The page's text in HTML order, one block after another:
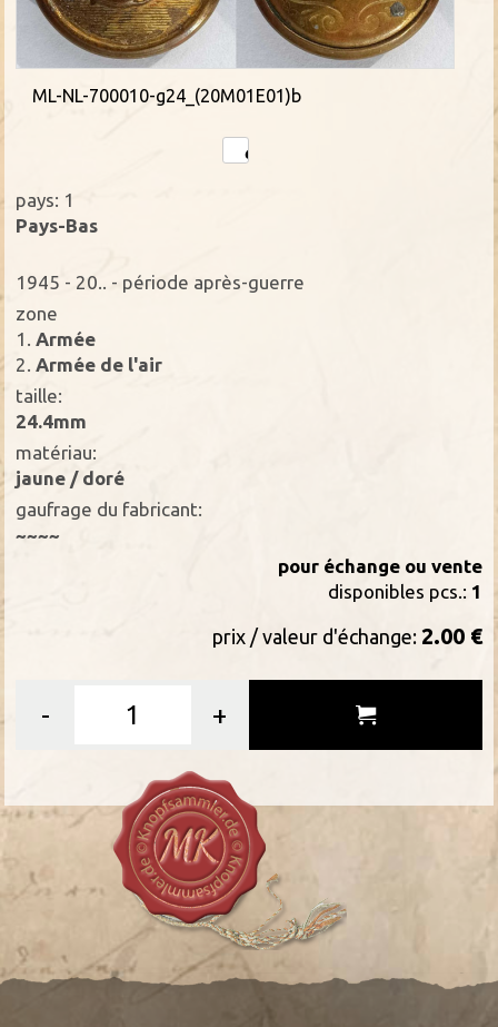
ML-NL-700010-g24_(20M01E01)b
pays: 1
Pays-Bas
1945 - 20.. - période après-guerre
zone
1. Armée
2. Armée de l'air
taille:
24.4mm
matériau:
jaune / doré
gaufrage du fabricant:
~~~~
pour échange ou vente
disponibles pcs.: 1
prix / valeur d'échange: 2.00 €
- +